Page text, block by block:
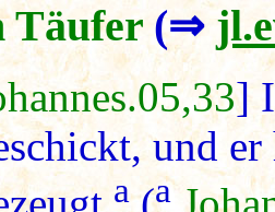
Täufer (⇒
]
und
a a